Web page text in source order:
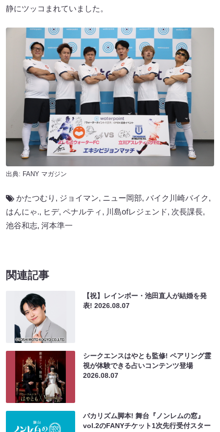
静にツッコまれていました。
出典: FANY マガジン
かたつむり , ジョイマン, ニュー岡部, バイク川崎バイク ,
はんにゃ., ヒデ, ペナルティ , 川島ofレジェンド, 次長課長,
池谷和志, 河本準一
関連記事
【祝】レインボー・池田直人が結婚を発
表!2026.08.07
シークエンスはやとも監修! ペアリング霊
視が体験できる占いコンテンツ登場
2026.08.07
バカリズム脚本! 舞台『ノンレムの窓』
vol.2のFANYチケット1次先行受付スター